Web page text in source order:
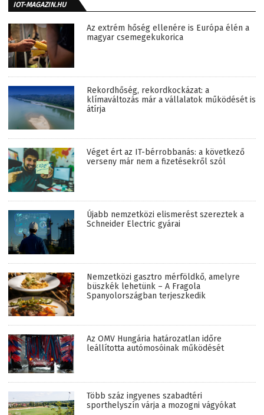
IOT-MAGAZIN.HU
Az extrém hőség ellenére is Európa élén a
magyar csemegekukorica
Rekordhőség, rekordkockázat: a
klímaváltozás már a vállalatok működését is
átírja
Véget ért az IT-bérrobbanás: a következő
verseny már nem a fizetésekről szól
Újabb nemzetközi elismerést szereztek a
Schneider Electric gyárai
Nemzetközi gasztro mérföldkő, amelyre
büszkék lehetünk – A Fragola
Spanyolországban terjeszkedik
Az OMV Hungária határozatlan időre
leállította autómosóinak működését
Több száz ingyenes szabadtéri
sporthelyszín várja a mozogni vágyókat